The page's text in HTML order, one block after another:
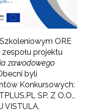
ORE
projektu
zawodowego
byli
Konkursowych:
SP. Z O.O.,
VISTULA,